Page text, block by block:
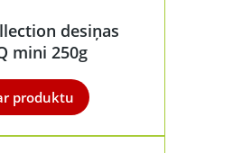
desiņas
mini 250g
produktu